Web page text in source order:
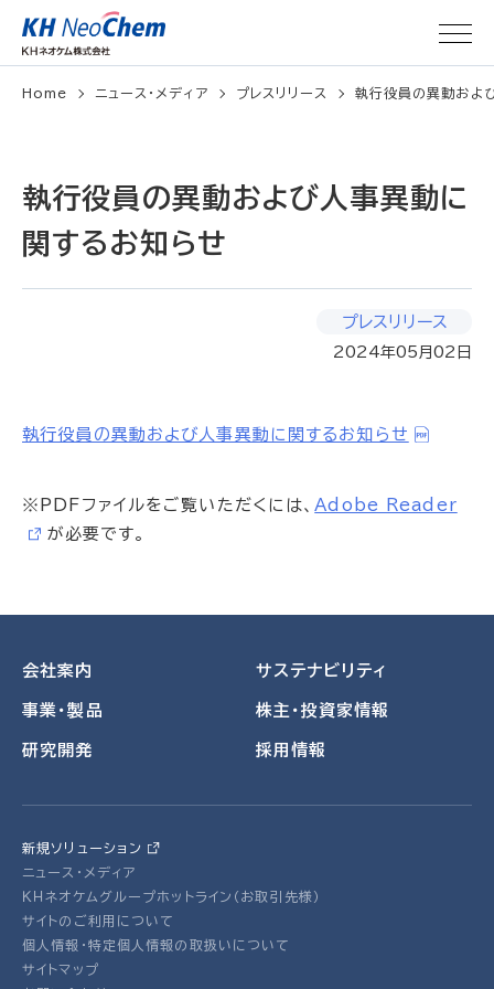
Home ニュース・メディア プレスリリース 執行役員の異動およ
執行役員の異動および人事異動に
関するお知らせ
プレスリリース
2024年05月02日
執行役員の異動および人事異動に関するお知らせ
※PDFファイルをご覧いただくには、 Adobe Reader
が必要です。
会社案内
事業・製品
研究開発
サステナビリティ
株主・投資家情報
採用情報
新規ソリューション
ニュース・メディア
ＫＨネオケムグループホットライン（お取引先様）
サイトのご利用について
個人情報・特定個人情報の取扱いについて
サイトマップ